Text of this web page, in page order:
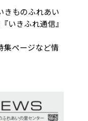
きものふれあい
いきふれ通信』
集ページなど情